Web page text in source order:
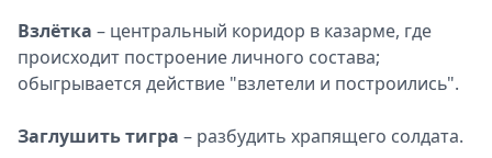
Взлётка – центральный коридор в казарме, где
происходит построение личного состава;
обыгрывается действие "взлетели и построились".
Заглушить тигра – разбудить храпящего солдата.